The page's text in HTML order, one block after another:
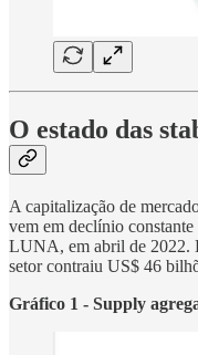
O estado das
A capitalização de
vem em declínio constante
LUNA, em abril de 2022.
setor contraiu US$ 46
Gráfico 1 - Supply